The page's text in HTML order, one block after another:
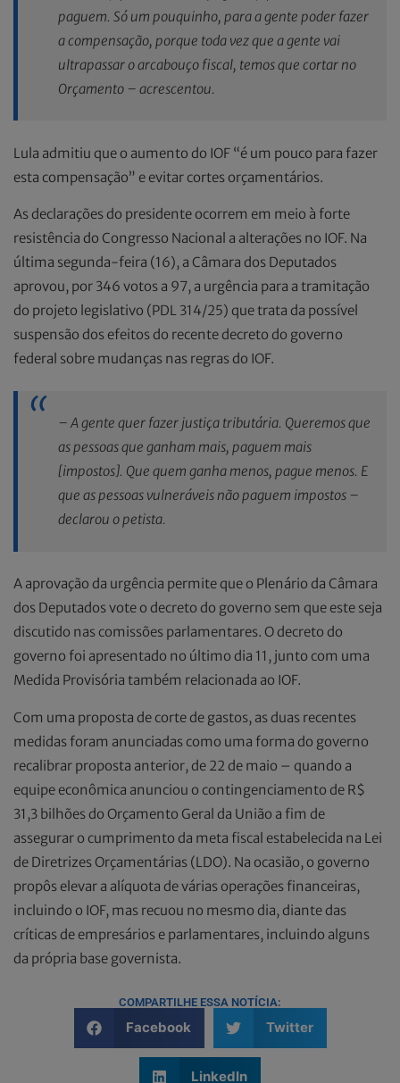
paguem. Só um pouquinho, para a gente poder fazer
a compensação, porque toda vez que a gente vai
ultrapassar o arcabouço fiscal, temos que cortar no
Orçamento – acrescentou.
Lula admitiu que o aumento do IOF “é um pouco para fazer
esta compensação” e evitar cortes orçamentários.
As declarações do presidente ocorrem em meio à forte
resistência do Congresso Nacional a alterações no IOF. Na
última segunda-feira (16), a Câmara dos Deputados
aprovou, por 346 votos a 97, a urgência para a tramitação
do projeto legislativo (PDL 314/25) que trata da possível
suspensão dos efeitos do recente decreto do governo
federal sobre mudanças nas regras do IOF.
– A gente quer fazer justiça tributária. Queremos que
as pessoas que ganham mais, paguem mais
[impostos]. Que quem ganha menos, pague menos. E
que as pessoas vulneráveis não paguem impostos –
declarou o petista.
A aprovação da urgência permite que o Plenário da Câmara
dos Deputados vote o decreto do governo sem que este seja
discutido nas comissões parlamentares. O decreto do
governo foi apresentado no último dia 11, junto com uma
Medida Provisória também relacionada ao IOF.
Com uma proposta de corte de gastos, as duas recentes
medidas foram anunciadas como uma forma do governo
recalibrar proposta anterior, de 22 de maio – quando a
equipe econômica anunciou o contingenciamento de R$
31,3 bilhões do Orçamento Geral da União a fim de
assegurar o cumprimento da meta fiscal estabelecida na Lei
de Diretrizes Orçamentárias (LDO). Na ocasião, o governo
propôs elevar a alíquota de várias operações financeiras,
incluindo o IOF, mas recuou no mesmo dia, diante das
críticas de empresários e parlamentares, incluindo alguns
da própria base governista.
COMPARTILHE ESSA NOTÍCIA:
Facebook Twitter
LinkedIn